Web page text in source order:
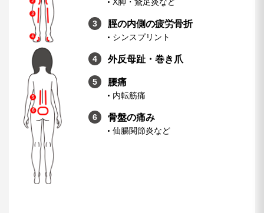
脛の内側の疲労骨折
シンスプリント
外反母趾・巻き爪
腰痛
内転筋痛
骨盤の痛み
仙腸関節炎など